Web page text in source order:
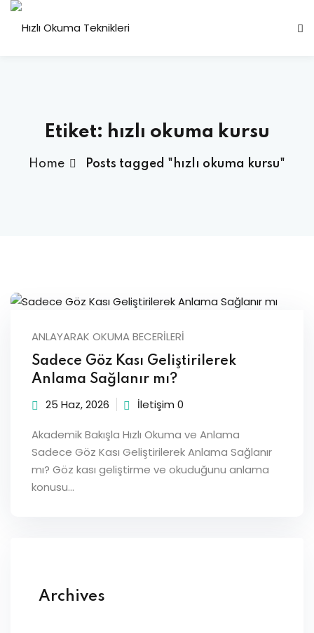
Etiket: hızlı okuma kursu
Home Posts tagged "hızlı okuma kursu"
ANLAYARAK OKUMA BECERILERI
Sadece Göz Kası Geliştirilerek
Anlama Sağlanır mı?
25 Haz, 2026 İletişim 0
Akademik Bakışla Hızlı Okuma ve Anlama
Sadece Göz Kası Geliştirilerek Anlama Sağlanır
mı? Göz kası geliştirme ve okuduğunu anlama
konusu…
Archives
Sign in
Sign up
Already have an account? Sign in